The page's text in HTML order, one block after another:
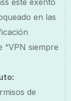
en las
“VPN siempre
de